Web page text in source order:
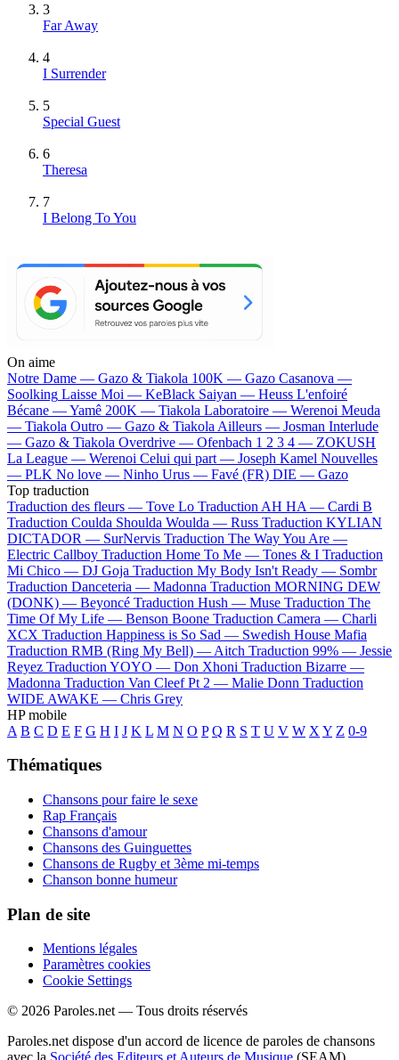
3
Far Away
4
I Surrender
5
Special Guest
6
Theresa
7
I Belong To You
On aime
Notre Dame — Gazo & Tiakola 100K — Gazo Casanova —
Soolking Laisse Moi — KeBlack Saiyan — Heuss L'enfoiré
Bécane —Yamê 200K — Tiakola Laboratoire — Werenoi Meuda
— Tiakola Outro — Gazo & Tiakola Ailleurs — Josman Interlude
— Gazo & Tiakola Overdrive — Ofenbach 1 2 3 4 — ZOKUSH
La League — Werenoi Celui qui part — Joseph Kamel Nouvelles
— PLK No love — Ninho Urus — Favé (FR) DIE — Gazo
Top traduction
Traduction des fleurs — Tove Lo Traduction AH HA — Cardi B
Traduction Coulda Shoulda Woulda — Russ Traduction KYLIAN
DICTADOR — SurNervis Traduction The Way You Are —
Electric Callboy Traduction Home To Me — Tones & I Traduction
Mi Chico — DJ Goja Traduction My Body Isn't Ready — Sombr
Traduction Danceteria — Madonna Traduction MORNING DEW
(DONK) — Beyoncé Traduction Hush — Muse Traduction The
Time Of My Life — Benson Boone Traduction Camera — Charli
XCX Traduction Happiness is So Sad — Swedish House Mafia
Traduction RMB (Ring My Bell) — Aitch Traduction 99% — Jessie
Reyez Traduction YOYO — Don Xhoni Traduction Bizarre —
Madonna Traduction Van Cleef Pt 2 — Malie Donn Traduction
WIDE AWAKE — Chris Grey
HP mobile
A B C D E F G H I J K L M N O P Q R S T U V W X Y Z 0-9
Thématiques
Chansons pour faire le sexe
Rap Français
Chansons d'amour
Chansons des Guinguettes
Chansons de Rugby et 3ème mi-temps
Chanson bonne humeur
Plan de site
Mentions légales
Paramètres cookies
Cookie Settings
© 2026 Paroles.net — Tous droits réservés
Paroles.net dispose d'un accord de licence de paroles de chansons